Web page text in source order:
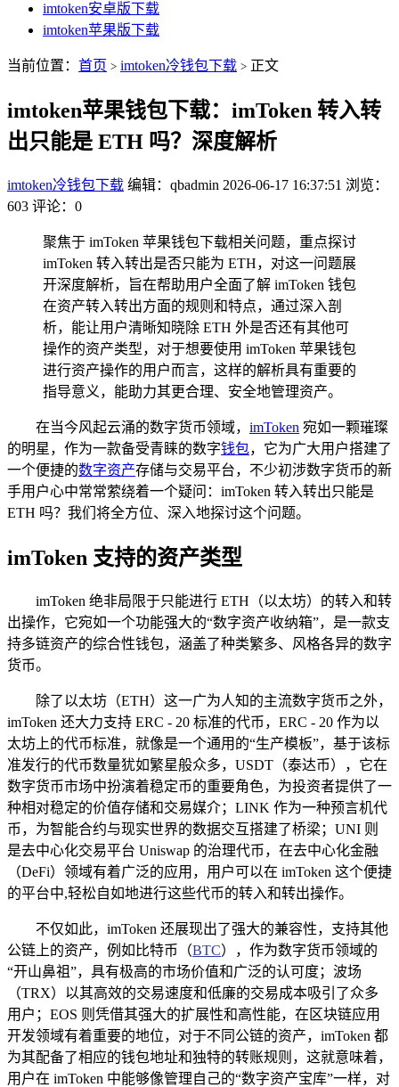
imtoken安卓版下载
imtoken苹果版下载
当前位置： 首页 > imtoken冷钱包下载 > 正文
imtoken苹果钱包下载：imToken 转入转
出只能是 ETH 吗？深度解析
imtoken冷钱包下载 编辑：qbadmin 2026-06-17 16:37:51 浏览：
603 评论：0
聚焦于 imToken 苹果钱包下载相关问题，重点探讨
imToken 转入转出是否只能为 ETH，对这一问题展
开深度解析，旨在帮助用户全面了解 imToken 钱包
在资产转入转出方面的规则和特点，通过深入剖
析，能让用户清晰知晓除 ETH 外是否还有其他可
操作的资产类型，对于想要使用 imToken 苹果钱包
进行资产操作的用户而言，这样的解析具有重要的
指导意义，能助力其更合理、安全地管理资产。
在当今风起云涌的数字货币领域， imToken 宛如一颗璀璨
的明星，作为一款备受青睐的数字钱包，它为广大用户搭建了
一个便捷的数字资产存储与交易平台，不少初涉数字货币的新
手用户心中常常萦绕着一个疑问：imToken 转入转出只能是
ETH 吗？我们将全方位、深入地探讨这个问题。
imToken 支持的资产类型
imToken 绝非局限于只能进行 ETH（以太坊）的转入和转
出操作，它宛如一个功能强大的“数字资产收纳箱”，是一款支
持多链资产的综合性钱包，涵盖了种类繁多、风格各异的数字
货币。
除了以太坊（ETH）这一广为人知的主流数字货币之外，
imToken 还大力支持 ERC - 20 标准的代币，ERC - 20 作为以
太坊上的代币标准，就像是一个通用的“生产模板”，基于该标
准发行的代币数量犹如繁星般众多，USDT（泰达币），它在
数字货币市场中扮演着稳定币的重要角色，为投资者提供了一
种相对稳定的价值存储和交易媒介；LINK 作为一种预言机代
币，为智能合约与现实世界的数据交互搭建了桥梁；UNI 则
是去中心化交易平台 Uniswap 的治理代币，在去中心化金融
（DeFi）领域有着广泛的应用，用户可以在 imToken 这个便捷
的平台中,轻松自如地进行这些代币的转入和转出操作。
不仅如此，imToken 还展现出了强大的兼容性，支持其他
公链上的资产，例如比特币（BTC），作为数字货币领域的
“开山鼻祖”，具有极高的市场价值和广泛的认可度；波场
（TRX）以其高效的交易速度和低廉的交易成本吸引了众多
用户；EOS 则凭借其强大的扩展性和高性能，在区块链应用
开发领域有着重要的地位，对于不同公链的资产，imToken 都
为其配备了相应的钱包地址和独特的转账规则，这就意味着，
用户在 imToken 中能够像管理自己的“数字资产宝库”一样，对